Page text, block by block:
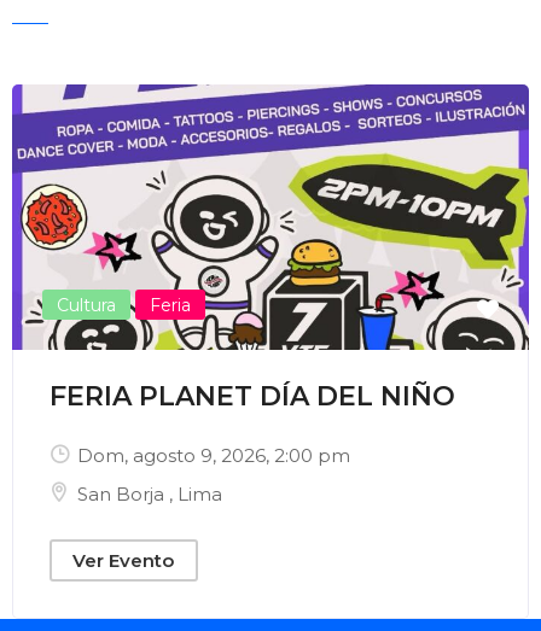
Enviar Correo
Cultura Feria
FERIA PLANET DÍA DEL NIÑO
Dom, agosto 9, 2026, 2:00 pm
San Borja , Lima
Ver Evento